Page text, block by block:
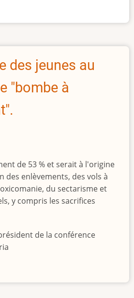
des jeunes au
"bombe à
de 53 % et serait à l'origine
des enlèvements, des vols à
du sectarisme et
y compris les sacrifices
de la conférence